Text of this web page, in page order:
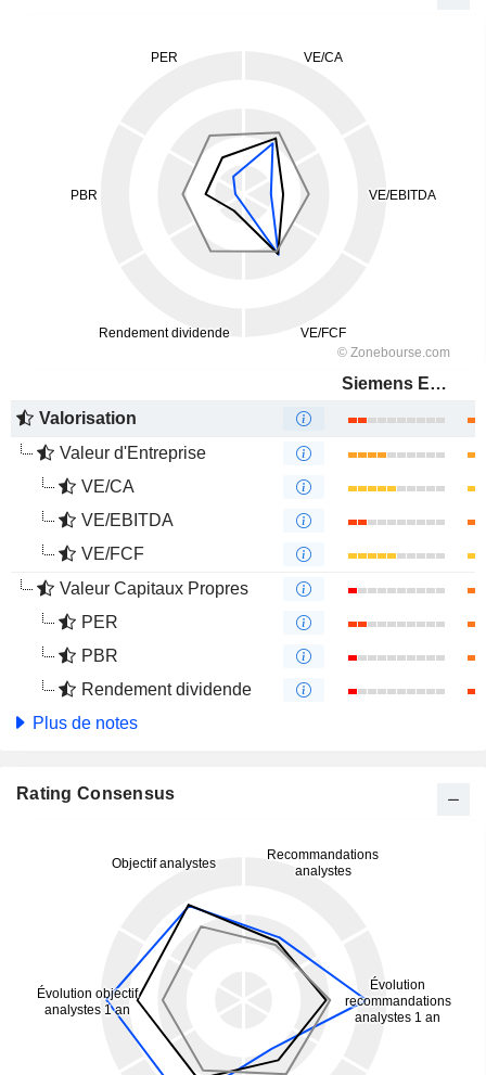
Siemens Energy AG
Valorisation
Valeur d'Entreprise
VE/CA
VE/EBITDA
VE/FCF
Valeur Capitaux Propres
PER
PBR
Rendement dividende
Plus de notes
Rating Consensus